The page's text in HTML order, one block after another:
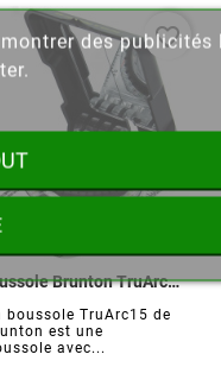
Boussole Brunton TruArc15
boussole TruArc15 de
est une
avec...
favorite_border
des